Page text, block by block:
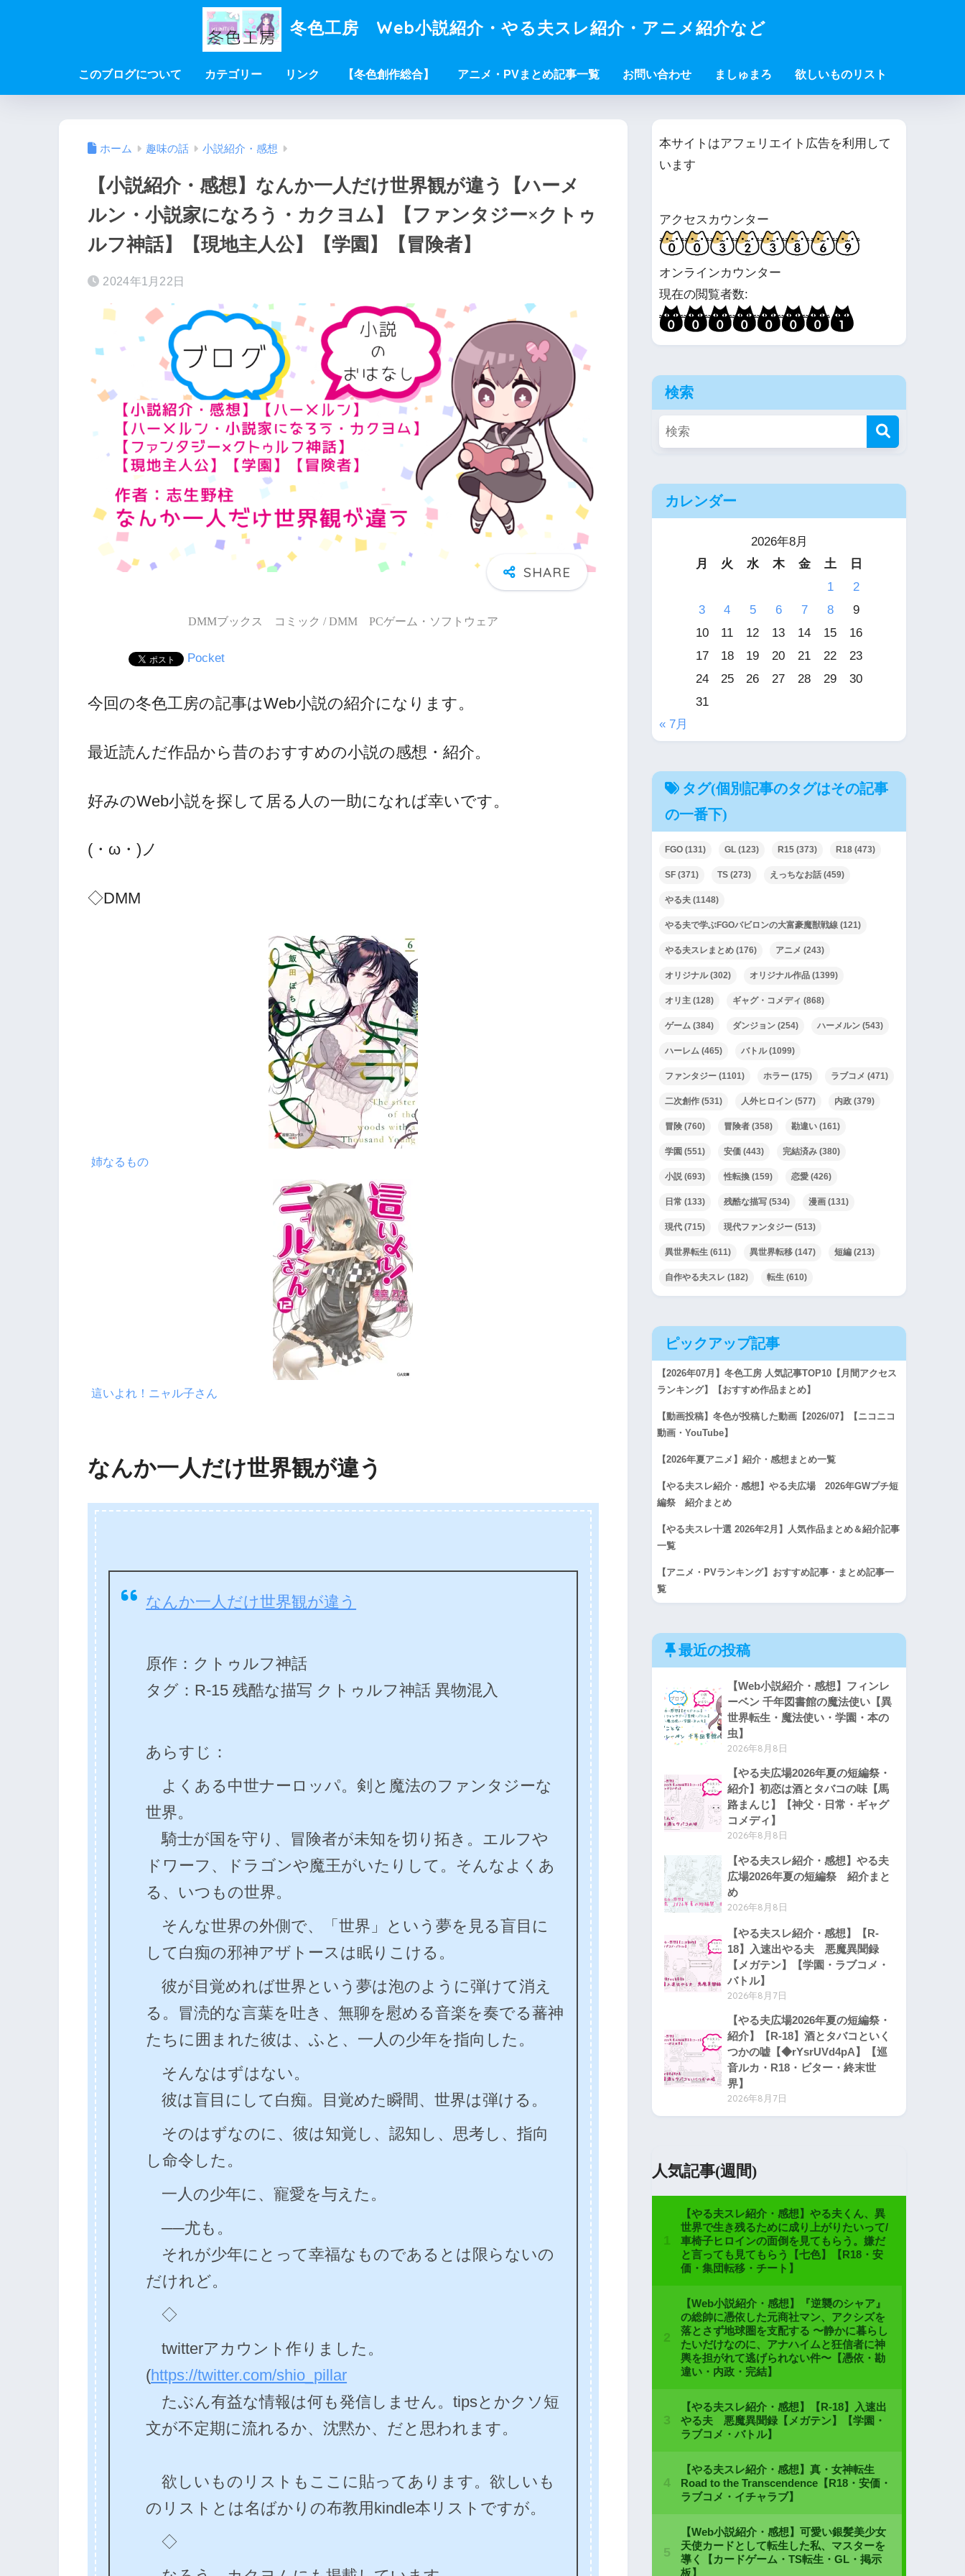
冬色工房 Web小説紹介・やる夫スレ紹介・アニメ紹介など
このブログについて カテゴリー リンク 【冬色創作総合】 アニメ・PVまとめ記事一覧 お問い合わせ ましゅまろ 欲しいものリスト
ホーム 趣味の話 小説紹介・感想
【小説紹介・感想】なんか一人だけ世界観が違う【ハーメ
ルン・小説家になろう・カクヨム】【ファンタジー×クトゥ
ルフ神話】【現地主人公】【学園】【冒険者】
2024年1月22日
DMMブックス コミック / DMM PCゲーム・ソフトウェア
Pocket
今回の冬色工房の記事はWeb小説の紹介になります。
最近読んだ作品から昔のおすすめの小説の感想・紹介。
好みのWeb小説を探して居る人の一助になれば幸いです。
(・ω・)ノ
◇DMM
姉なるもの
這いよれ！ニャル子さん
なんか一人だけ世界観が違う
なんか一人だけ世界観が違う
原作：クトゥルフ神話
タグ：R-15 残酷な描写 クトゥルフ神話 異物混入
あらすじ：
よくある中世ナーロッパ。剣と魔法のファンタジーな
世界。
騎士が国を守り、冒険者が未知を切り拓き。エルフや
ドワーフ、ドラゴンや魔王がいたりして。そんなよくあ
る、いつもの世界。
そんな世界の外側で、「世界」という夢を見る盲目に
して白痴の邪神アザトースは眠りこける。
彼が目覚めれば世界という夢は泡のように弾けて消え
る。冒涜的な言葉を吐き、無聊を慰める音楽を奏でる蕃神
たちに囲まれた彼は、ふと、一人の少年を指向した。
そんなはずはない。
彼は盲目にして白痴。目覚めた瞬間、世界は弾ける。
そのはずなのに、彼は知覚し、認知し、思考し、指向
し命令した。
一人の少年に、寵愛を与えた。
──尤も。
それが少年にとって幸福なものであるとは限らないの
だけれど。
◇
twitterアカウント作りました。
(https://twitter.com/shio_pillar
たぶん有益な情報は何も発信しません。tipsとかクソ短
文が不定期に流れるか、沈黙か、だと思われます。
欲しいものリストもここに貼ってあります。欲しいも
のリストとは名ばかりの布教用kindle本リストですが。
◇
本サイトはアフェリエイト広告を利用して
います
アクセスカウンター
オンラインカウンター
現在の閲覧者数:
検索
カレンダー
2026年8月
月
火 水 木 金 土
日
1
2
3
4 5 6 7 8
9
10
11 12 13 14 15
16
17
18 19 20 21 22
23
24
25 26 27 28 29
30
31
« 7月
タグ(個別記事のタグはその記事
の一番下)
FGO (131) GL (123) R15 (373) R18 (473)
SF (371) TS (273) えっちなお話 (459)
やる夫 (1148)
やる夫で学ぶFGOバビロンの大富豪魔獣戦線 (121)
やる夫スレまとめ (176) アニメ (243)
オリジナル(302) オリジナル作品 (1399)
オリ主 (128) ギャグ・コメディ (868)
ゲーム (384) ダンジョン (254) ハーメルン (543)
ハーレム (465) バトル(1099)
ファンタジー (1101) ホラー (175) ラブコメ (471)
二次創作 (531) 人外ヒロイン (577) 内政 (379)
冒険 (760) 冒険者 (358) 勘違い (161)
学園 (551) 安価 (443) 完結済み (380)
小説(693) 性転換 (159) 恋愛 (426)
日常 (133) 残酷な描写 (534) 漫画 (131)
現代 (715) 現代ファンタジー (513)
異世界転生 (611) 異世界転移 (147) 短編 (213)
自作やる夫スレ (182) 転生 (610)
ピックアップ記事
【2026年07月】冬色工房 人気記事TOP10【月間アクセス
ランキング】【おすすめ作品まとめ】
【動画投稿】冬色が投稿した動画【2026/07】【ニコニコ
動画・YouTube】
【2026年夏アニメ】紹介・感想まとめ一覧
【やる夫スレ紹介・感想】やる夫広場 2026年GWプチ短
編祭 紹介まとめ
【やる夫スレ十選 2026年2月】人気作品まとめ＆紹介記事
一覧
【アニメ・PVランキング】おすすめ記事・まとめ記事一
覧
最近の投稿
【Web小説紹介・感想】フィンレ
ーベン 千年図書館の魔法使い【異
世界転生・魔法使い・学園・本の
虫】
2026年8月8日
【やる夫広場2026年夏の短編祭・
紹介】初恋は酒とタバコの味【馬
路まんじ】【神父・日常・ギャグ
コメディ】
2026年8月8日
【やる夫スレ紹介・感想】やる夫
広場2026年夏の短編祭 紹介まと
め
2026年8月8日
【やる夫スレ紹介・感想】【R-
18】入速出やる夫 悪魔異聞録
【メガテン】【学園・ラブコメ・
バトル】
2026年8月7日
【やる夫広場2026年夏の短編祭・
紹介】【R-18】酒とタバコといく
つかの嘘【◆rYsrUVd4pA】【巡
音ルカ・R18・ビター・終末世
界】
2026年8月7日
人気記事(週間)